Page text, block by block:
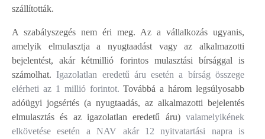
szállították.
A szabályszegés nem éri meg. Az a vállalkozás ugyanis,
amelyik elmulasztja a nyugtaadást vagy az alkalmazotti
bejelentést, akár kétmillió forintos mulasztási bírsággal is
számolhat.Igazolatlan eredetű áru esetén a bírság összege
elérheti az 1 millió forintot.Továbbá a három legsúlyosabb
adóügyi jogsértés (a nyugtaadás, az alkalmazotti bejelentés
elmulasztás és az igazolatlan eredetű áru) valamelyikének
elkövetése esetén a NAV akár 12 nyitvatartási napra is